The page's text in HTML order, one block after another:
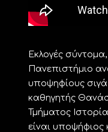
Εκλογές
Πανεπιστήμιο
υποψηφίους
καθηγητής
Τμήματος
είναι υποψήφιος